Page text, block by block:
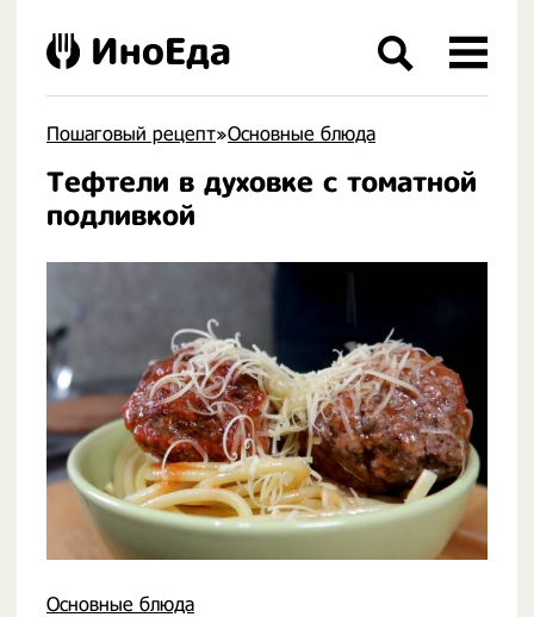
Пошаговый рецепт»Основные блюда
Тефтели в духовке с томатной
подливкой
Основные блюда
ИноЕда